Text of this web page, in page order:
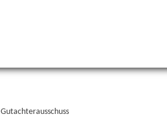
Gutachterausschuss